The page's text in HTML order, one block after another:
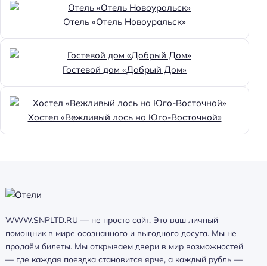
Отель «Отель Новоуральск»
Гостевой дом «Добрый Дом»
Хостел «Вежливый лось на Юго-Восточной»
WWW.SNPLTD.RU — не просто сайт. Это ваш личный
помощник в мире осознанного и выгодного досуга. Мы не
продаём билеты. Мы открываем двери в мир возможностей
— где каждая поездка становится ярче, а каждый рубль —